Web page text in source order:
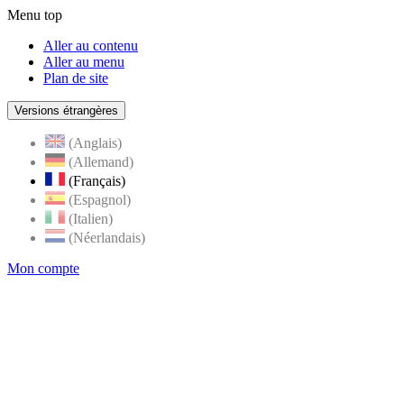
Menu top
Aller au contenu
Aller au menu
Plan de site
Versions étrangères
(Anglais)
(Allemand)
(Français)
(Espagnol)
(Italien)
(Néerlandais)
Mon compte